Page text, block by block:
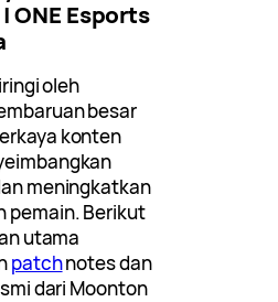
oleh
besar
konten
meningkatkan
pemain. Berikut
utama
patchnotes dan
dari Moonton